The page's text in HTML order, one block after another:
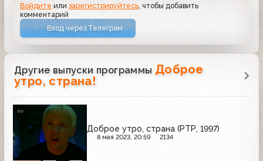
Войдите илизарегистрируйтесь , чтобы добавить
комментарий
Вход через Телеграм
Другие выпуски программы Доброе
утро, страна!
Доброе утро, страна (РТР, 1997)
8 мая 2023, 20:59 2134